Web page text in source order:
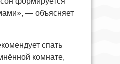
— объясняет
спать
комнате,